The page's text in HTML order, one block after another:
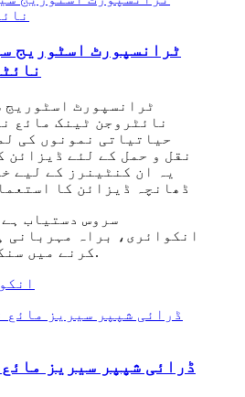
ٹرانسپورٹ اسٹوریج
ٹرانسپورٹ اسٹوریج
نائٹروجن ٹینک مائع
حیاتیاتی نمونوں کی
نقل و حمل کے لئے ڈیزائن
یہ ان کنٹینرز کے لیے
ڈھانچہ ڈیزائن کا
انکوائری، براہ مہربانی
کرنے میں سنکوچ نہ کریں.
ڈرائی شپپر سیریز